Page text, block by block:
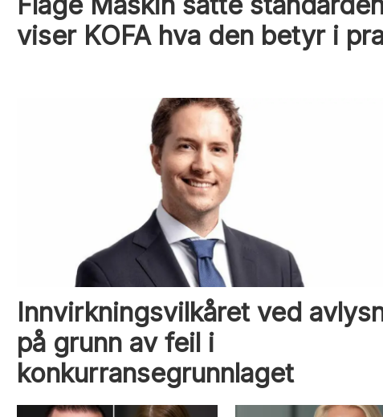
viser KOFA hva den betyr i
Innvirkningsvilkåret ved
på grunn av feil i
konkurransegrunnlaget